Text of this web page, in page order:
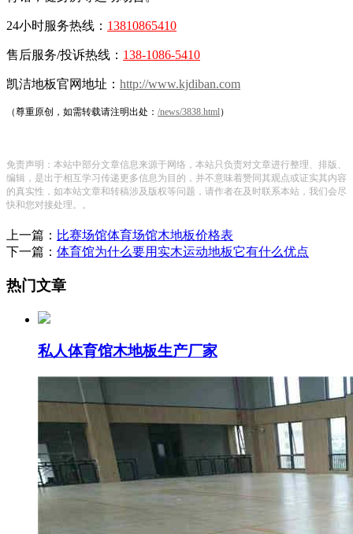
24小时服务热线： 13810865410
售后服务/投诉热线： 138-1086-5410
凯洁地板官网地址： http://www.kjdiban.com
（尊重原创，如需转载请注明出处： /news/3838.html）
免责声明：本站中部分文章信息来源于网络，本站只负责对文章进行整理、排版、
编辑，是出于相互学习传递更多信息为目的，并不意味着赞同其观点或证实其内容
的真实性，如本站文章和转稿涉及版权等问题，请作者在及时联系本站，我们会尽
快和您对接处理。。
上一篇： 比赛场馆体育场馆木地板价格表
下一篇： 体育馆为什么要用实木运动地板它有什么优点
热门文章
私人体育馆木地板生产厂家